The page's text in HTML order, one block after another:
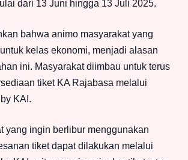
dari 13 Juni hingga 13 Juli 2025.
bahwa animo masyarakat yang
kelas ekonomi, menjadi alasan
ini. Masyarakat diimbau untuk terus
tiket KA Rajabasa melalui
KAI.
yang ingin berlibur menggunakan
tiket dapat dilakukan melalui